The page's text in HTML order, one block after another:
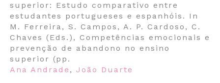
superior: Estudo comparativo entre
estudantes portugueses e espanhóis. In
M. Ferreira, S. Campos, A. P. Cardoso, C.
Chaves (Eds.), Competências emocionais e
prevenção de abandono no ensino
superior (pp.
Ana Andrade , João Duarte